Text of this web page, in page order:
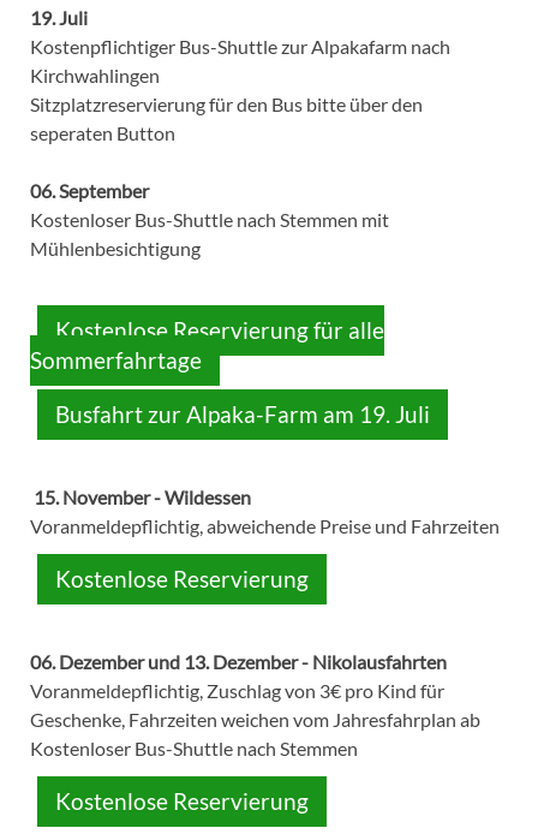
19. Juli
Kostenpflichtiger Bus-Shuttle zur Alpakafarm nach
Kirchwahlingen
Sitzplatzreservierung für den Bus bitte über den
seperaten Button
06. September
Kostenloser Bus-Shuttle nach Stemmen mit
Mühlenbesichtigung
Kostenlose Reservierung für alle
Sommerfahrtage
Busfahrt zur Alpaka-Farm am 19. Juli
15. November - Wildessen
Voranmeldepflichtig, abweichende Preise und Fahrzeiten
Kostenlose Reservierung
06. Dezember und 13. Dezember - Nikolausfahrten
Voranmeldepflichtig, Zuschlag von 3€ pro Kind für
Geschenke, Fahrzeiten weichen vom Jahresfahrplan ab
Kostenloser Bus-Shuttle nach Stemmen
Kostenlose Reservierung